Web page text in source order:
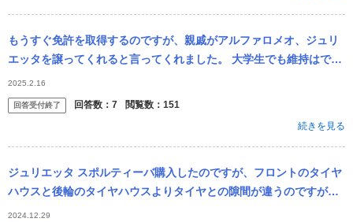
もうすぐ免許を取得するのですが、親戚がアルファロメオ、ジュリ
エッタを譲ってくれると言ってくれました。 大学生でも維持はでき
るのでしょうか？ バイトでの稼ぎは103万きっちり稼いでおり貯金
は70万...
2025.2.16
回答受付終了 回答数： 7 閲覧数： 151
続きを見る
ジュリエッタ スポルティーバ購入したのですが、フロントのタイヤ
ハウスと後輪のタイヤハウスよりタイヤとの隙間が違うのですが、
ジュリエッタは前傾姿勢なのでしょうか？ それと、80キロぐらいか
2024.12.29